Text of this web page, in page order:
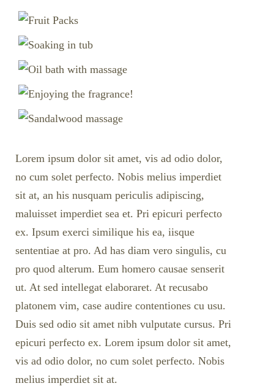
Lorem ipsum dolor sit amet, vis ad odio dolor,
no cum solet perfecto. Nobis melius imperdiet
sit at, an his nusquam periculis adipiscing,
maluisset imperdiet sea et. Pri epicuri perfecto
ex. Ipsum exerci similique his ea, iisque
sententiae at pro. Ad has diam vero singulis, cu
pro quod alterum. Eum homero causae senserit
ut. At sed intellegat elaboraret. At recusabo
platonem vim, case audire contentiones cu usu.
Duis sed odio sit amet nibh vulputate cursus. Pri
epicuri perfecto ex. Lorem ipsum dolor sit amet,
vis ad odio dolor, no cum solet perfecto. Nobis
melius imperdiet sit at.